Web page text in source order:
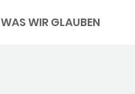
WAS WIR GLAUBEN